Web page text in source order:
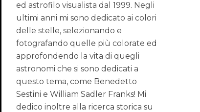
ed astrofilo visualista dal 1999. Negli
ultimi anni mi sono dedicato ai colori
delle stelle, selezionando e
fotografando quelle più colorate ed
approfondendo la vita di quegli
astronomi che si sono dedicati a
questo tema, come Benedetto
Sestini e William Sadler Franks! Mi
dedico inoltre alla ricerca storica su